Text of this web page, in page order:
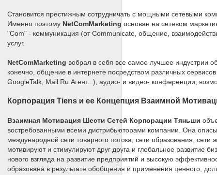
Становится престижным сотрудничать с мощными сетевыми
Именно поэтому NetComMarketing основан на сетевом
"Com" - коммуникация (от Communicate, общение,
услуг.
NetComMarketing вобрал в себя все самое лучшее индустрии
конечно, общение в интернете посредством различных
GoogleTalk, Mail.Ru Агент...), аудио- и видео- конференции,
Корпорация Tiens и ее Концепция Взаимной
Взаимная Мотивация Шести Сетей Корпорации Тяньши
востребованными всеми дистрибьюторами компании. Она
международной сети товарного потока, сети образования,
мотивируют и стимулируют друг друга и глобальное развитие
нового взгляда на развитие предприятий и высокую
образована в результате обобщения и применения ценного,